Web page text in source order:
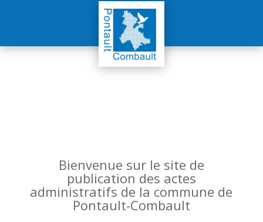
Bienvenue sur le site de
publication des actes
administratifs de la commune de
Pontault-Combault